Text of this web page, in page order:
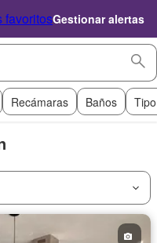
favoritosGestionar alertas
Recámaras Baños